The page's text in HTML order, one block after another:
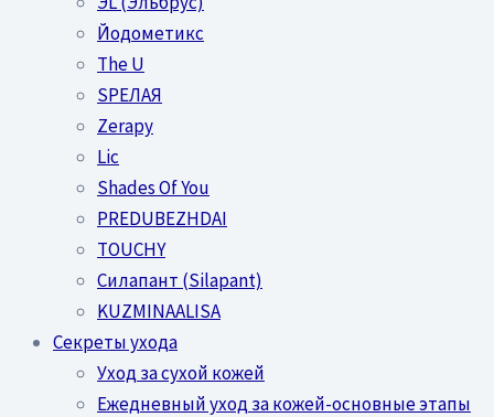
Йодометикс
The U
SPEЛАЯ
Zerapy
Lic
Shades Of You
PREDUBEZHDAI
TOUCHY
Силапант (Silapant)
KUZMINAALISA
Секреты ухода
Уход за сухой кожей
Ежедневный уход за кожей-основные этапы